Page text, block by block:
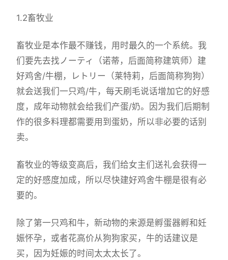
1.2畜牧业
畜牧业是本作最不赚钱，用时最久的一个系统。我
们要先去找ノーティ（诺蒂，后面简称建筑师）建
好鸡舍/牛棚，レトリー（莱特莉，后面简称狗狗）
就会送我们一只鸡/牛，每天刷毛说话增加它的好感
度，成年动物就会给我们产蛋/奶。因为我们后期制
作的很多料理都需要用到蛋奶，所以非必要的话别
卖。
畜牧业的等级变高后，我们给女主们送礼会获得一
定的好感度加成，所以尽快建好鸡舍牛棚是很有必
要的。
除了第一只鸡和牛，新动物的来源是孵蛋器孵和妊
娠怀孕，或者花高价从狗狗家买，牛的话建议是
买，因为妊娠的时间太太太长了。